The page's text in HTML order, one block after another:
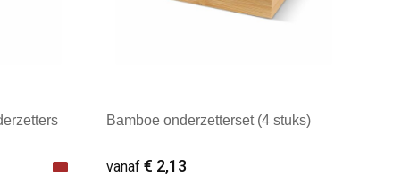
Bamboe onderzetterset (4 stuks)
vanaf € 2,13